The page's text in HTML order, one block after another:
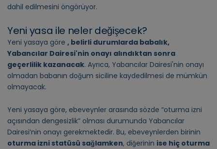
dahil edilmesini öngörüyor.
Yeni yasa ile neler değişecek?
Yeni yasaya göre , belirli durumlarda babalık,
Yabancılar Dairesi'nin onayı alındıktan sonra
geçerlilik kazanacak. Ayrıca, Yabancılar Dairesi'nin onayı
olmadan babanın doğum siciline kaydedilmesi de mümkün
olmayacak.
Yeni yasaya göre, ebeveynler arasında sözde “oturma izni
açısından dengesizlik” olması durumunda Yabancılar
Dairesi’nin onayı gerekmektedir. Bu, ebeveynlerden birinin
oturma izni statüsü sağlamken, diğerinin ise hiç oturma